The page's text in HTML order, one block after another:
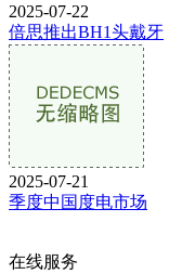
2025-07-22
倍思推出BH1头戴牙
2025-07-21
季度中国度电市场
在线服务